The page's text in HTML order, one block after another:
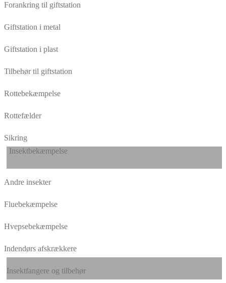
Forankring til giftstation
Giftstation i metal
Giftstation i plast
Tilbehør til giftstation
Rottebekæmpelse
Rottefælder
Sikring
Insektbekæmpelse
Andre insekter
Fluebekæmpelse
Hvepsebekæmpelse
Indendørs afskrækkere
Insektfangere og tilbehør